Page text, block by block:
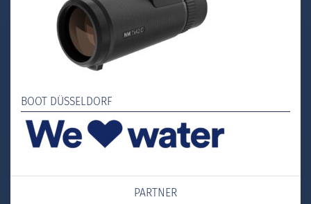
BOOT DÜSSELDORF
PARTNER